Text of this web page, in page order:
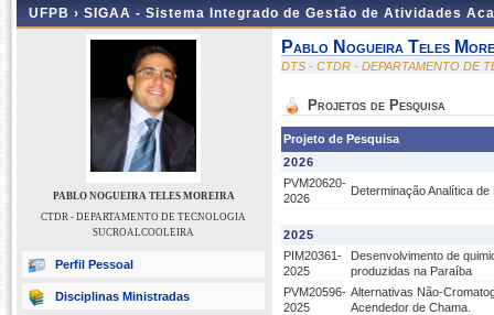
UFPB › SIGAA - Sistema Integrado de Gestão de Atividades
PABLO NOGUEIRA TELES MOREIRA
CTDR - DEPARTAMENTO DE TECNOLOGIA
SUCROALCOOLEIRA
Perfil Pessoal
Disciplinas Ministradas
Pablo Nogueira Teles
DTS - CTDR - DEPARTAMENTO DE
Projetos de Pesquisa
Projeto de Pesquisa
2026
PVM20620-
2026
Determinação Analítica
2025
PIM20361-
2025
Desenvolvimento de
produzidas na Paraíba
PVM20596-
2025
Alternativas Não-
Acendedor de Chama.